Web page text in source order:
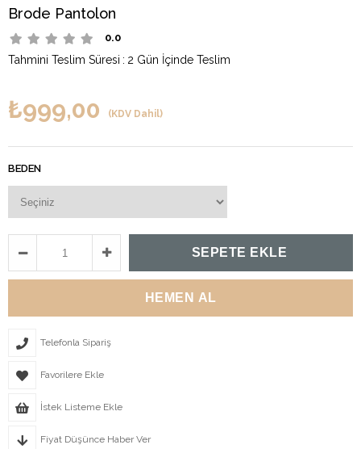
Brode Pantolon
0.0
Tahmini Teslim Süresi : 2 Gün İçinde Teslim
₺999,00 (KDV Dahil)
BEDEN
Telefonla Sipariş
Favorilere Ekle
İstek Listeme Ekle
Fiyat Düşünce Haber Ver